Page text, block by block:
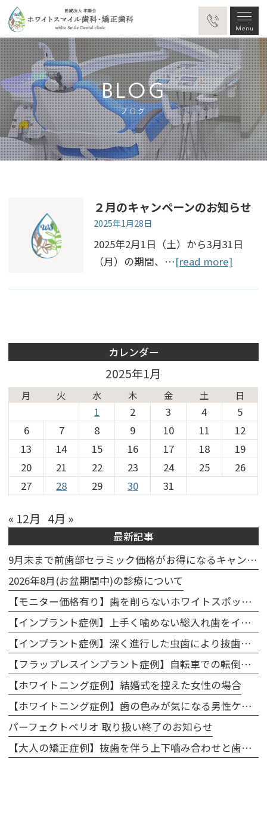
BLOG
ブログ
２月のキャンペーンのお知らせ
2025年1月28日
2025年2月1日（土）から3月31日
（月）の期間、…[read more]
カレンダー
2025年1月
月 火 水 木 金 土 日
1 2 3 4
5
6
7 8 9 10 11
12
13
14 15 16 17 18
19
20
21 22 23 24 25
26
27
28 29 30 31
« 12月 4月 »
最新記事
9月末まで前歯部セラミック価格がお得になるキャンペーン実施中🦷
2026年8月(お盆期間中)の診療について
【モニター価格有り】歯を削らないホワイトスポット治療キャンペーンのお知らせ
【インプラント症例】上手く噛めない総入れ歯をインプラントで噛めるように改善
【インプラント症例】深く進行した虫歯により抜歯、インプラントで修復
【フラップレスインプラント症例】自転車での転倒で前歯を折ってしまったケース
【ホワイトニング症例】結婚式を控えた女性の場合
【ホワイトニング症例】歯の色みが気になる男性ケース
パーフェクトペリオ 取り扱い終了のお知らせ
【大人の矯正症例】抜歯を伴う上下嚙み合わせと歯のアーチの修正